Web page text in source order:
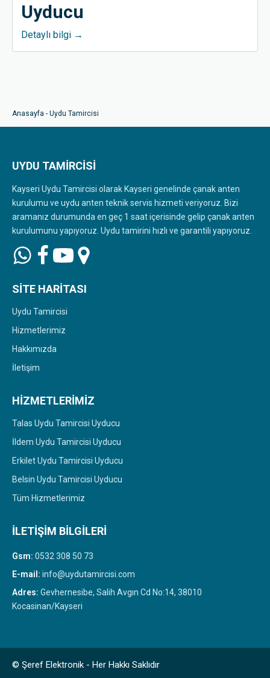
Uyducu
Detaylı bilgi →
Anasayfa - Uydu Tamircisi
UYDU TAMIRCISI
Kayseri Uydu Tamircisi olarak Kayseri genelinde çanak anten
kurulumu ve uydu anten teknik servis hizmeti veriyoruz. Bizi
aramanız durumunda en geç 1 saat içerisinde gelip çanak anten
kurulumunu yapıyoruz. Uydu tamirini hızlı ve garantili yapıyoruz.
SITE HARITASI
Uydu Tamircisi
Hizmetlerimiz
Hakkımızda
İletişim
HIZMETLERIMIZ
Talas Uydu Tamircisi Uyducu
İldem Uydu Tamircisi Uyducu
Erkilet Uydu Tamircisi Uyducu
Belsin Uydu Tamircisi Uyducu
Tüm Hizmetlerimiz
İLETIŞIM BILGILERI
Gsm: 0532 308 50 73
E-mail: info@uydutamircisi.com
Adres: Gevhernesibe, Salih Avgın Cd No:14, 38010
Kocasinan/Kayseri
© Şeref Elektronik - Her Hakkı Saklıdır